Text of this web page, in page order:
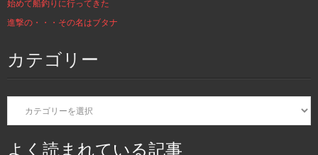
始めて船釣りに行ってきた
進撃の・・・その名はブタナ
カテゴリー
カ
ゴ
リ
よく読まれている記事